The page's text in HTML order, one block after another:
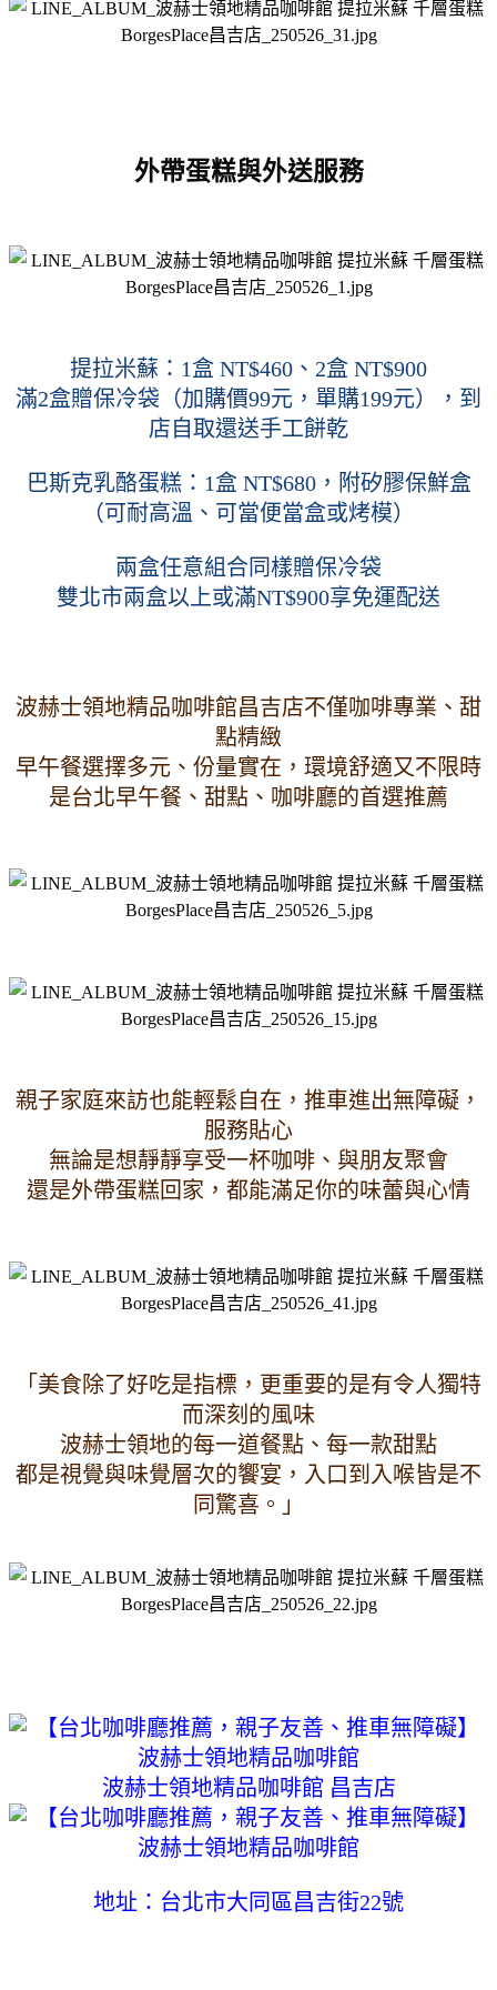
外帶蛋糕與外送服務
提拉米蘇：1盒 NT$460、2盒 NT$900
滿2盒贈保冷袋（加購價99元，單購199元），到
店自取還送手工餅乾
巴斯克乳酪蛋糕：1盒 NT$680，附矽膠保鮮盒
（可耐高溫、可當便當盒或烤模）
兩盒任意組合同樣贈保冷袋
雙北市兩盒以上或滿NT$900享免運配送
波赫士領地精品咖啡館昌吉店不僅咖啡專業、甜
點精緻
早午餐選擇多元、份量實在，環境舒適又不限時
是台北早午餐、甜點、咖啡廳的首選推薦
親子家庭來訪也能輕鬆自在，推車進出無障礙，
服務貼心
無論是想靜靜享受一杯咖啡、與朋友聚會
還是外帶蛋糕回家，都能滿足你的味蕾與心情
「美食除了好吃是指標，更重要的是有令人獨特
而深刻的風味
波赫士領地的每一道餐點、每一款甜點
都是視覺與味覺層次的饗宴，入口到入喉皆是不
同驚喜。」
波赫士領地精品咖啡館 昌吉店
地址：台北市大同區昌吉街22號